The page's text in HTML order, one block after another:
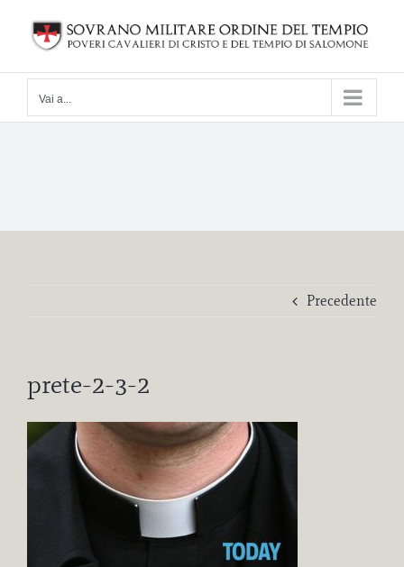
contenuto
Vai a...
Precedente
prete-2-3-2